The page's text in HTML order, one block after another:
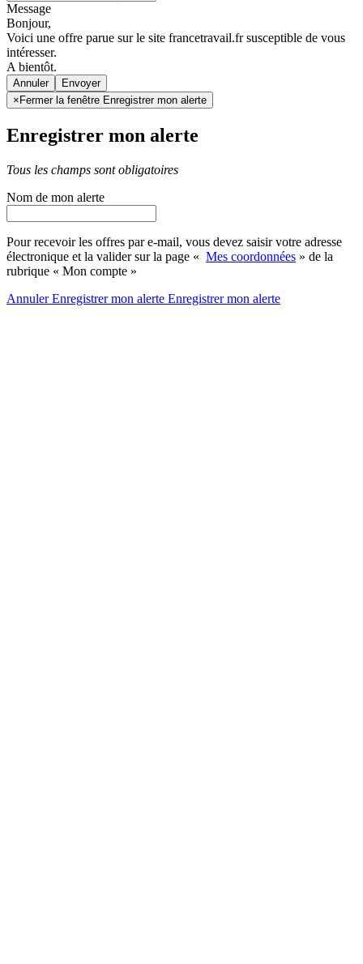
Message
Bonjour,
Voici une offre parue sur le site francetravail.fr susceptible de vous
intéresser.
A bientôt.
Annuler
× Fermer la fenêtre Enregistrer mon alerte
Enregistrer mon alerte
Tous les champs sont obligatoires
Nom de mon alerte
Pour recevoir les offres par e-mail, vous devez saisir votre adresse
électronique et la valider sur la page « Mes coordonnées » de la
rubrique « Mon compte »
AnnulerEnregistrer mon alerte Enregistrermon alerte